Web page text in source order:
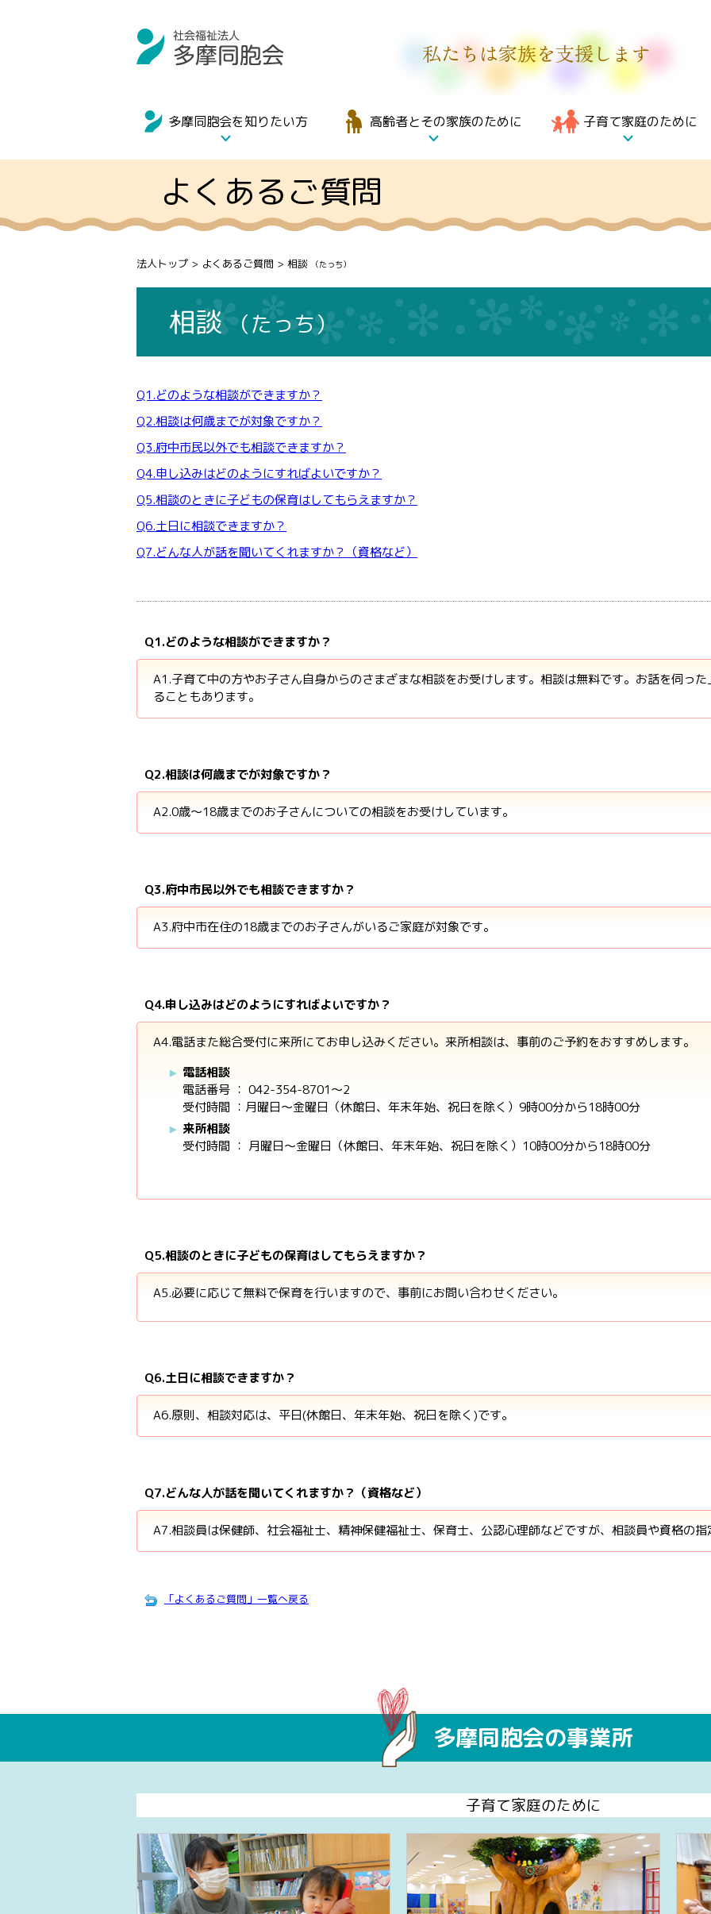
私たちは家族を支援します
多摩同胞会を知りたい方 高齢者とその家族のために 子育て家庭のために
よくあるご質問
法人トップ > よくあるご質問 > 相談 （たっち）
相談（たっち）
Q1.どのような相談ができますか？
Q2.相談は何歳までが対象ですか？
Q3.府中市民以外でも相談できますか？
Q4.申し込みはどのようにすればよいですか？
Q5.相談のときに子どもの保育はしてもらえますか？
Q6.土日に相談できますか？
Q7.どんな人が話を聞いてくれますか？（資格など）
Q1.どのような相談ができますか？
A1.子育て中の方やお子さん自身からのさまざまな相談をお受けします。相談は無料です。お話を伺っ
ることもあります。
Q2.相談は何歳までが対象ですか？
A2.0歳～18歳までのお子さんについての相談をお受けしています。
Q3.府中市民以外でも相談できますか？
A3.府中市在住の18歳までのお子さんがいるご家庭が対象です。
Q4.申し込みはどのようにすればよいですか？
A4.電話また総合受付に来所にてお申し込みください。来所相談は、事前のご予約をおすすめします。
電話相談
電話番号 ： 042-354-8701～2
受付時間 ：月曜日～金曜日（休館日、年末年始、祝日を除く）9時00分から18時00分
来所相談
受付時間 ： 月曜日～金曜日（休館日、年末年始、祝日を除く）10時00分から18時00分
Q5.相談のときに子どもの保育はしてもらえますか？
A5.必要に応じて無料で保育を行いますので、事前にお問い合わせください。
Q6.土日に相談できますか？
A6.原則、相談対応は、平日(休館日、年末年始、祝日を除く)です。
Q7.どんな人が話を聞いてくれますか？（資格など）
A7.相談員は保健師、社会福祉士、精神保健福祉士、保育士、公認心理師などですが、相談員や資格の
「よくあるご質問」一覧へ戻る
多摩同胞会の事業所
子育て家庭のために